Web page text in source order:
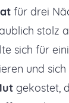
für drei
stolz
sich für
und sich
gekostet,